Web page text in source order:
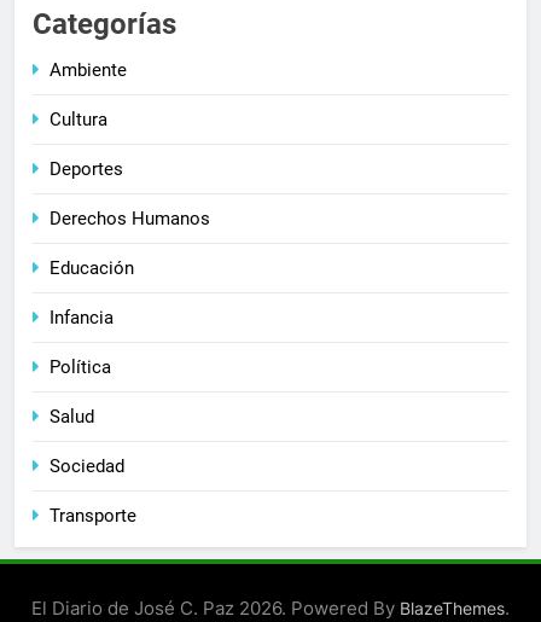
Categorías
Ambiente
Cultura
Deportes
Derechos Humanos
Educación
Infancia
Política
Salud
Sociedad
Transporte
El Diario de José C. Paz 2026. Powered By BlazeThemes.